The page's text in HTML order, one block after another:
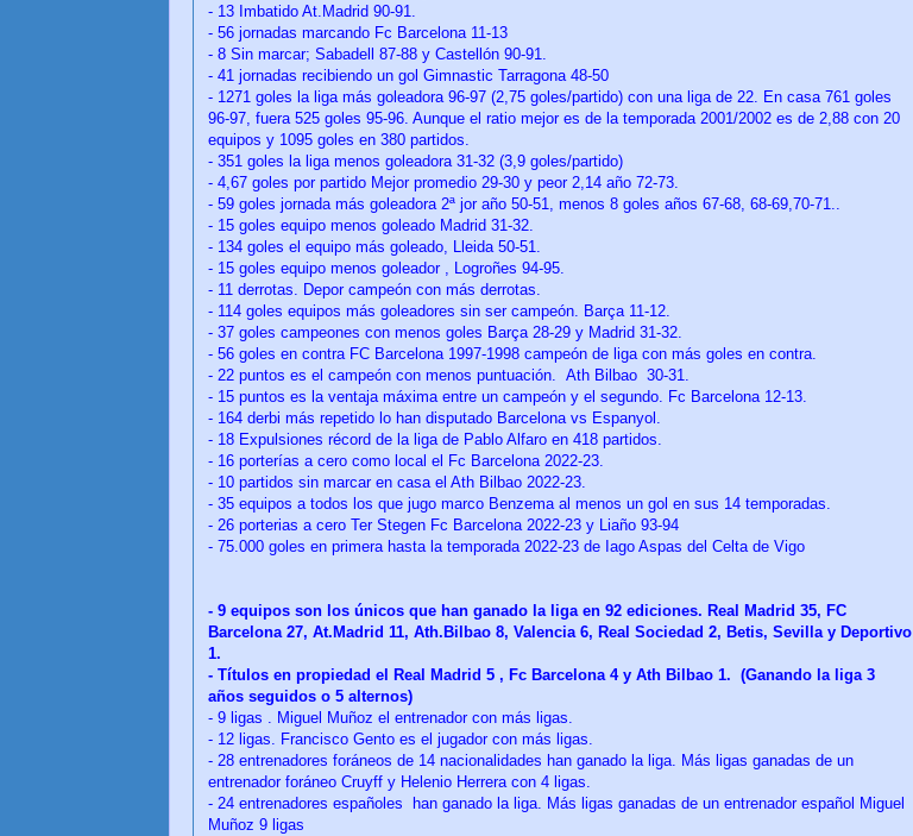
- 13 Imbatido At.Madrid 90-91.
- 56 jornadas marcando Fc Barcelona 11-13
- 8 Sin marcar; Sabadell 87-88 y Castellón 90-91.
- 41 jornadas recibiendo un gol Gimnastic Tarragona 48-50
- 1271 goles la liga más goleadora 96-97 (2,75 goles/partido) con una liga de 22. En casa 761 goles
96-97, fuera 525 goles 95-96. Aunque el ratio mejor es de la temporada 2001/2002 es de 2,88 con 20
equipos y 1095 goles en 380 partidos.
- 351 goles la liga menos goleadora 31-32 (3,9 goles/partido)
- 4,67 goles por partido Mejor promedio 29-30 y peor 2,14 año 72-73.
- 59 goles jornada más goleadora 2ª jor año 50-51, menos 8 goles años 67-68, 68-69,70-71..
- 15 goles equipo menos goleado Madrid 31-32.
- 134 goles el equipo más goleado, Lleida 50-51.
- 15 goles equipo menos goleador , Logroñes 94-95.
- 11 derrotas. Depor campeón con más derrotas.
- 114 goles equipos más goleadores sin ser campeón. Barça 11-12.
- 37 goles campeones con menos goles Barça 28-29 y Madrid 31-32.
- 56 goles en contra FC Barcelona 1997-1998 campeón de liga con más goles en contra.
- 22 puntos es el campeón con menos puntuación. Ath Bilbao 30-31.
- 15 puntos es la ventaja máxima entre un campeón y el segundo. Fc Barcelona 12-13.
- 164 derbi más repetido lo han disputado Barcelona vs Espanyol.
- 18 Expulsiones récord de la liga de Pablo Alfaro en 418 partidos.
- 16 porterías a cero como local el Fc Barcelona 2022-23.
- 10 partidos sin marcar en casa el Ath Bilbao 2022-23.
- 35 equipos a todos los que jugo marco Benzema al menos un gol en sus 14 temporadas.
- 26 porterias a cero Ter Stegen Fc Barcelona 2022-23 y Liaño 93-94
- 75.000 goles en primera hasta la temporada 2022-23 de Iago Aspas del Celta de Vigo
- 9 equipos son los únicos que han ganado la liga en 92 ediciones. Real Madrid 35, FC
Barcelona 27, At.Madrid 11, Ath.Bilbao 8, Valencia 6, Real Sociedad 2, Betis, Sevilla y Deportivo
1.
- Títulos en propiedad el Real Madrid 5 , Fc Barcelona 4 y Ath Bilbao 1. (Ganando la liga 3
años seguidos o 5 alternos)
- 9 ligas . Miguel Muñoz el entrenador con más ligas.
- 12 ligas. Francisco Gento es el jugador con más ligas.
- 28 entrenadores foráneos de 14 nacionalidades han ganado la liga. Más ligas ganadas de un
entrenador foráneo Cruyff y Helenio Herrera con 4 ligas.
- 24 entrenadores españoles han ganado la liga. Más ligas ganadas de un entrenador español Miguel
Muñoz 9 ligas